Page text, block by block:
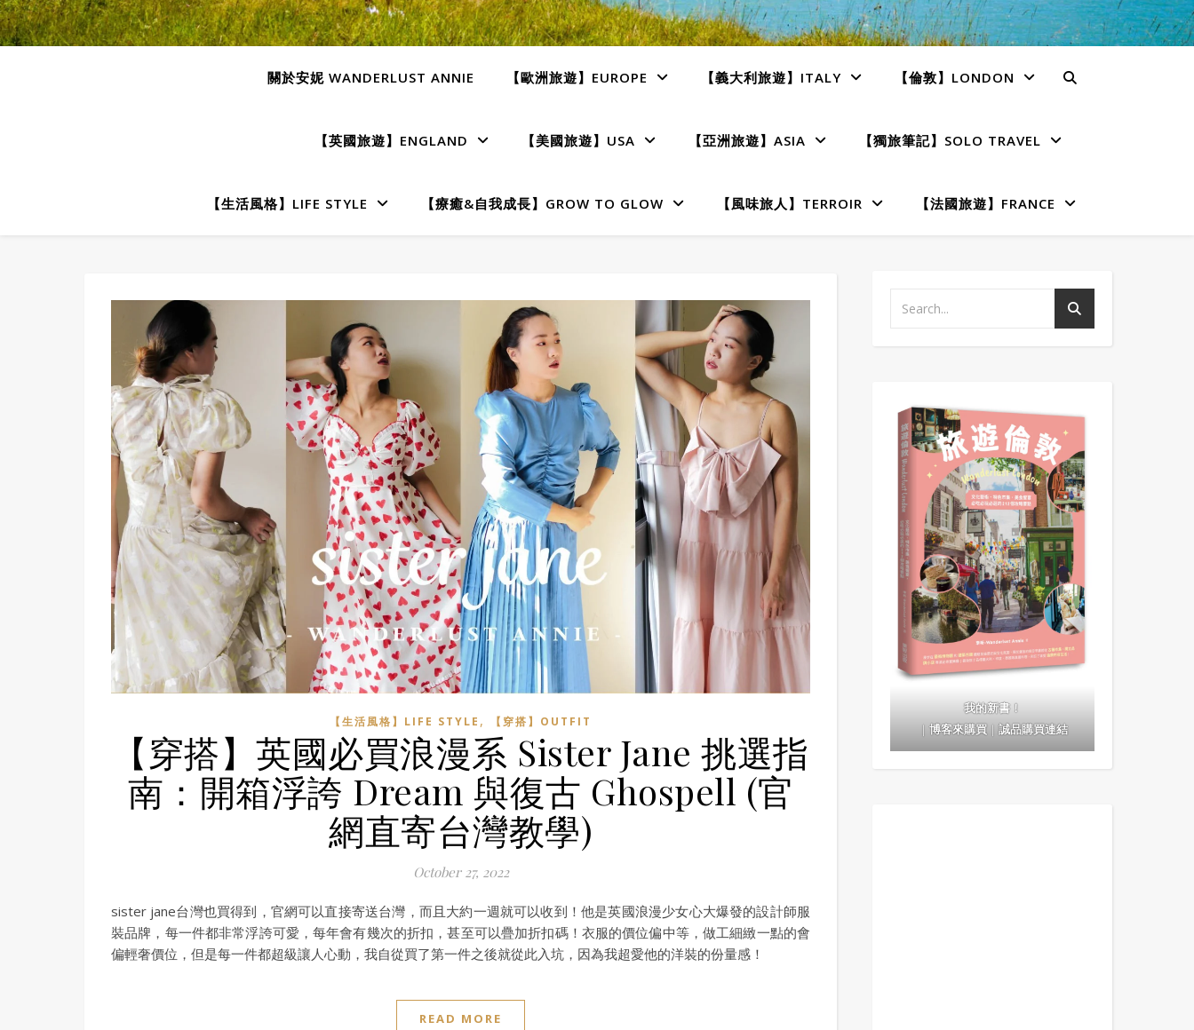
關於安妮 WANDERLUST ANNIE 【歐洲旅遊】EUROPE 【義大利旅遊】ITALY 【倫敦】LONDON
【英國旅遊】ENGLAND 【美國旅遊】USA 【亞洲旅遊】ASIA 【獨旅筆記】SOLO TRAVEL
【生活風格】LIFE STYLE 【療癒&自我成長】GROW TO GLOW 【風味旅人】TERROIR 【法國旅遊】FRANCE
【生活風格】LIFE STYLE , 【穿搭】OUTFIT
【穿搭】英國必買浪漫系 Sister Jane 挑選指
南：開箱浮誇 Dream 與復古 Ghospell (官
網直寄台灣教學)
October 27, 2022
sister jane台灣也買得到，官網可以直接寄送台灣，而且大約一週就可以收到！他是英國浪漫少女心大爆發的設計師服
裝品牌，每一件都非常浮誇可愛，每年會有幾次的折扣，甚至可以疊加折扣碼！衣服的價位偏中等，做工細緻一點的會
偏輕奢價位，但是每一件都超級讓人心動，我自從買了第一件之後就從此入坑，因為我超愛他的洋裝的份量感！
READ MORE
我的新書！
｜博客來購買｜誠品購買連結